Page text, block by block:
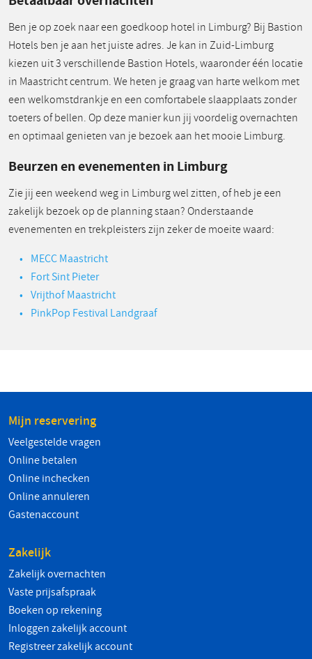
Ben je op zoek naar een goedkoop hotel in Limburg? Bij Bastion
Hotels ben je aan het juiste adres. Je kan in Zuid-Limburg
kiezen uit 3 verschillende Bastion Hotels, waaronder één locatie
in Maastricht centrum. We heten je graag van harte welkom met
een welkomstdrankje en een comfortabele slaapplaats zonder
toeters of bellen. Op deze manier kun jij voordelig overnachten
en optimaal genieten van je bezoek aan het mooie Limburg.
Beurzen en evenementen in Limburg
Zie jij een weekend weg in Limburg wel zitten, of heb je een
zakelijk bezoek op de planning staan? Onderstaande
evenementen en trekpleisters zijn zeker de moeite waard:
MECC Maastricht
Fort Sint Pieter
Vrijthof Maastricht
PinkPop Festival Landgraaf
Mijn reservering
Veelgestelde vragen
Online betalen
Online inchecken
Online annuleren
Gastenaccount
Zakelijk
Zakelijk overnachten
Vaste prijsafspraak
Boeken op rekening
Inloggen zakelijk account
Registreer zakelijk account